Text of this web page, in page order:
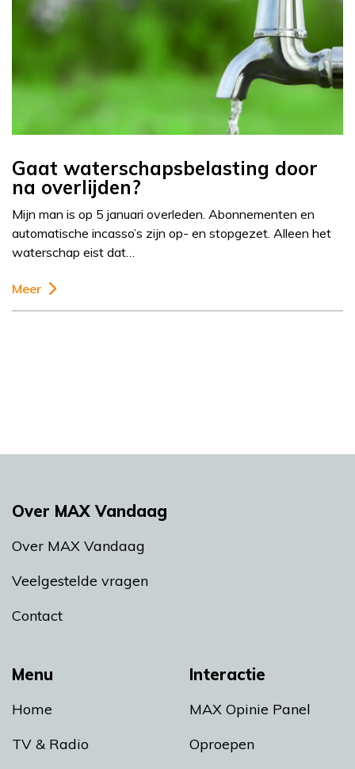
Gaat waterschapsbelasting door
na overlijden?
Mijn man is op 5 januari overleden. Abonnementen en
automatische incasso’s zijn op- en stopgezet. Alleen het
waterschap eist dat…
Meer
Menu
Home
TV & Radio
Interactie
MAX Opinie Panel
Oproepen
Over MAX Vandaag
Over MAX Vandaag
Veelgestelde vragen
Contact